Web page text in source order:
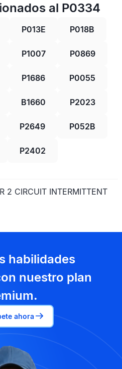
al P0334
P013E P018B
P1007 P0869
P1686 P0055
B1660 P2023
P2649 P052B
P2402
2 CIRCUIT INTERMITTENT
habilidades
nuestro plan
ahora